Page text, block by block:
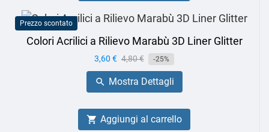
Prezzo scontato
Colori Acrilici a Rilievo Marabù 3D Liner Glitter
Prezzo
3,60 € Prezzo
base
4,80 € -25%
 Mostra Dettagli
 Aggiungi al carrello